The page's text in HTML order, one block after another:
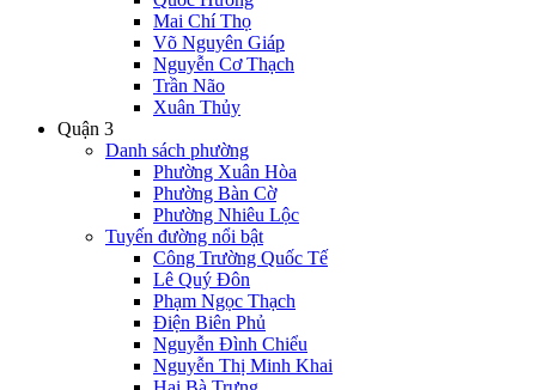
Mai Chí Thọ
Võ Nguyên Giáp
Nguyễn Cơ Thạch
Trần Não
Xuân Thủy
Quận 3
Danh sách phường
Phường Xuân Hòa
Phường Bàn Cờ
Phường Nhiêu Lộc
Tuyến đường nổi bật
Công Trường Quốc Tế
Lê Quý Đôn
Phạm Ngọc Thạch
Điện Biên Phủ
Nguyễn Đình Chiểu
Nguyễn Thị Minh Khai